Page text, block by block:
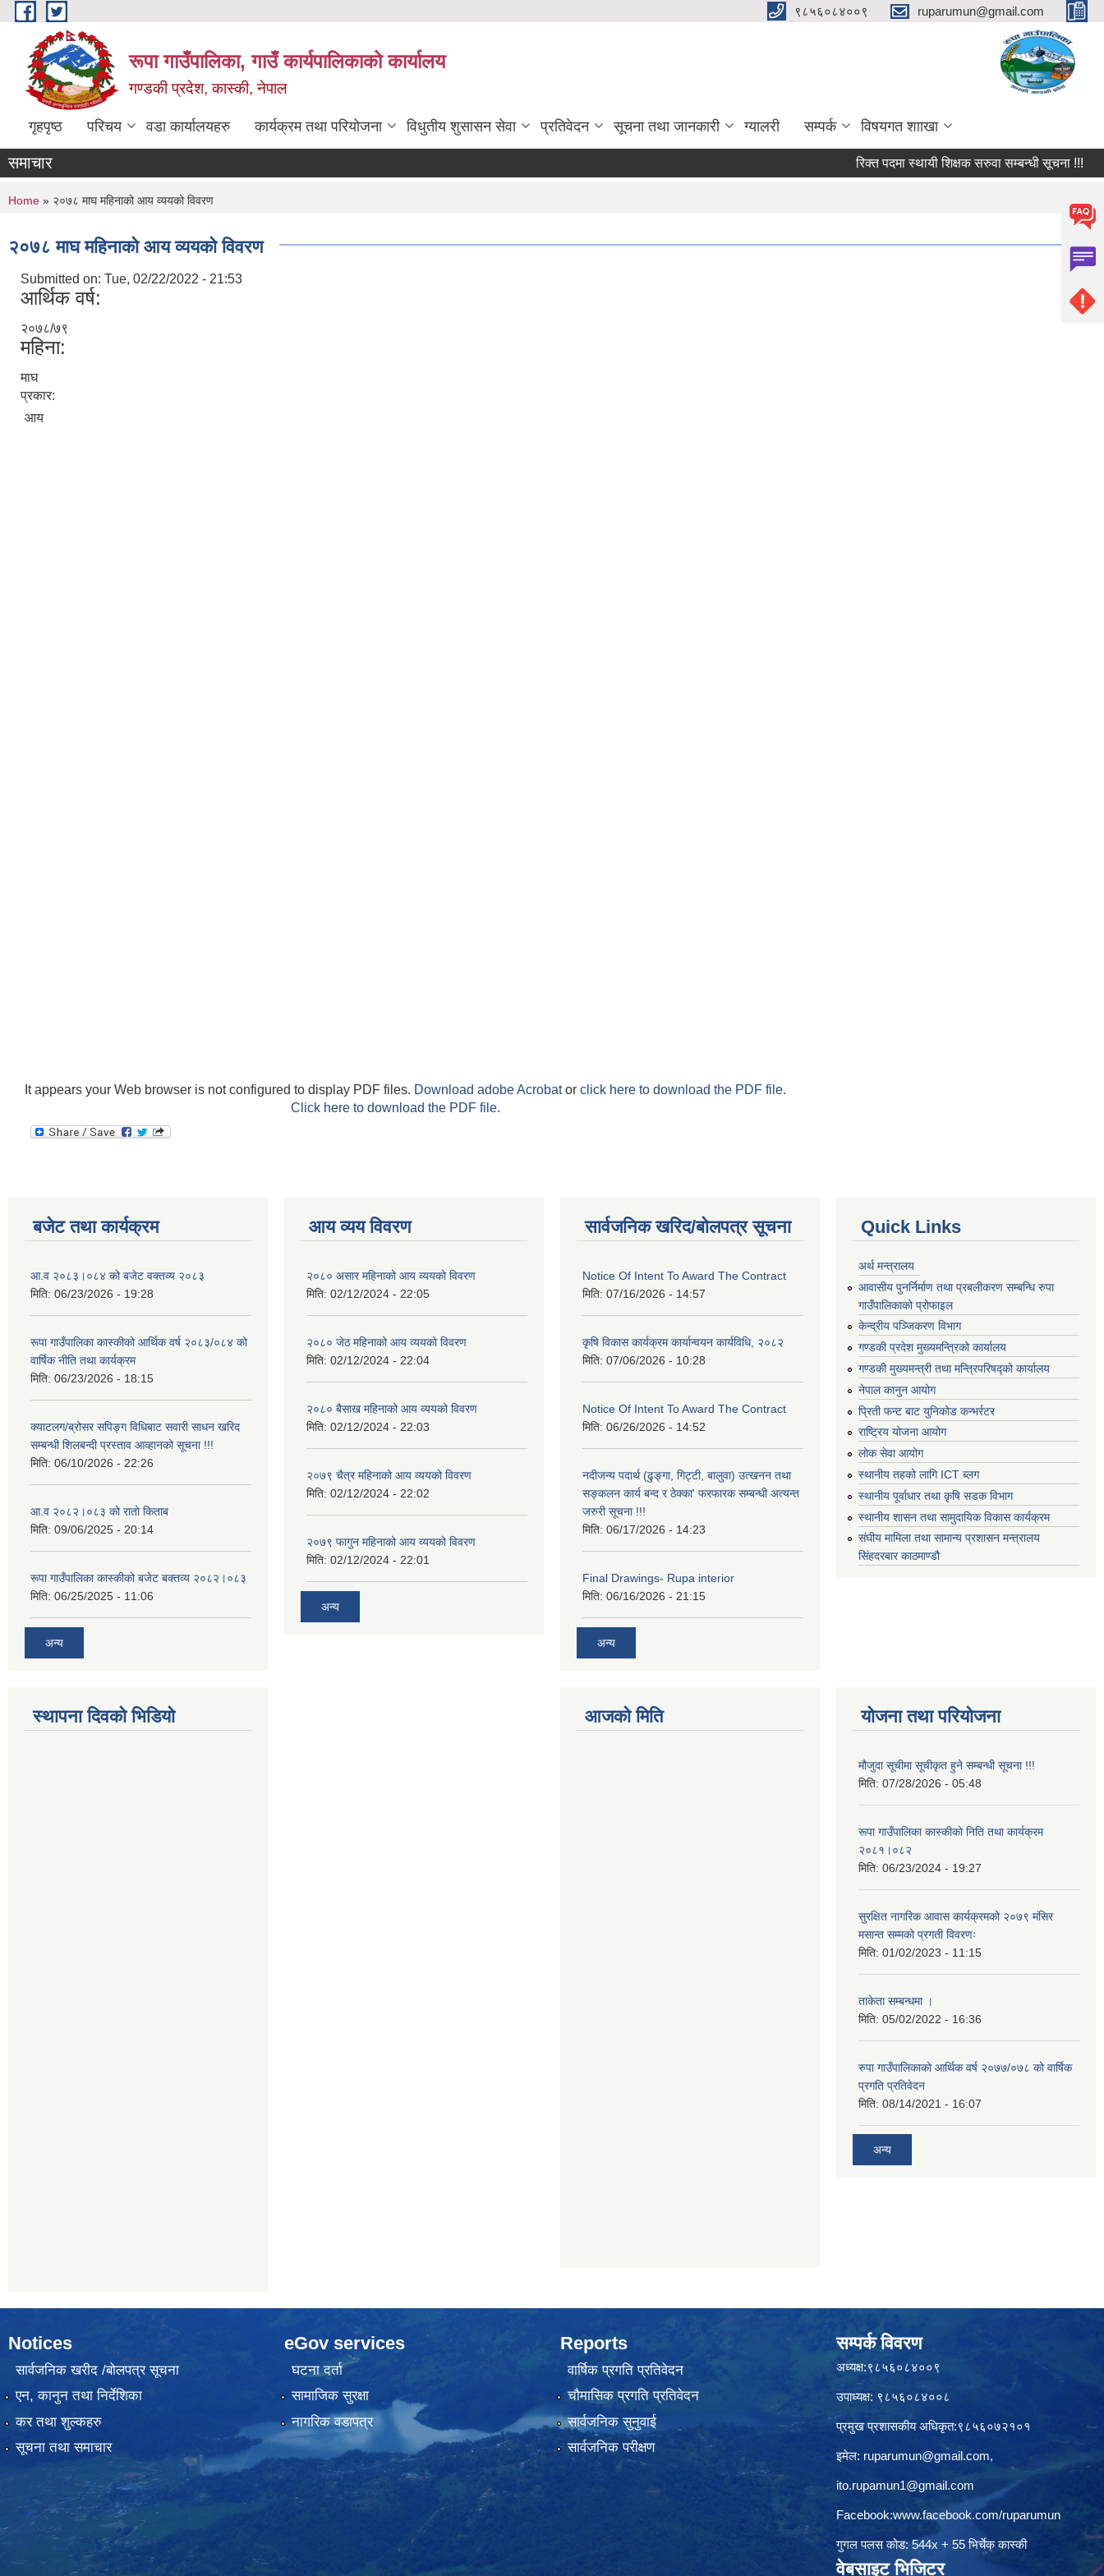
Skip to main content ९८५६०८४००९ ruparumun@gmail.com
रूपा गाउँपालिका, गाउँ कार्यपालिकाको कार्यालय
गण्डकी प्रदेश, कास्की, नेपाल
गृहपृष्ठ परिचय वडा कार्यालयहरु कार्यक्रम तथा परियोजना विधुतीय शुसासन सेवा प्रतिवेदन सूचना तथा जानकारी ग्यालरी सम्पर्क विषयगत शााखा
समाचार रिक्त पदमा स्थायी शिक्षक सरुवा सम्बन्धी सूचना !!! फर्म
You are here
Home » २०७८ माघ महिनाको आय व्ययको विवरण
२०७८ माघ महिनाको आय व्ययको विवरण
Submitted on: Tue, 02/22/2022 - 21:53
आर्थिक वर्ष:
२०७८/७९
महिना:
माघ
प्रकार:
आय
It appears your Web browser is not configured to display PDF files. Download adobe Acrobator click here to download the PDF file.
Click here to download the PDF file.
बजेट तथा कार्यक्रम
आ.व २०८३।०८४ को बजेट वक्तव्य २०८३
मिति: 06/23/2026 - 19:28
रूपा गाउँपालिका कास्कीको आर्थिक वर्ष २०८३/०८४ को
वार्षिक नीति तथा कार्यक्रम
मिति: 06/23/2026 - 18:15
क्याटलग/ब्रोसर सपिङ्ग विधिबाट सवारी साधन खरिद
सम्बन्धी शिलबन्दी प्रस्ताव आव्हानको सूचना !!!
मिति: 06/10/2026 - 22:26
आ.व २०८२।०८३ को रातो किताब
मिति: 09/06/2025 - 20:14
रूपा गाउँपालिका कास्कीको बजेट बक्तव्य २०८२।०८३
मिति: 06/25/2025 - 11:06
अन्य
आय व्यय विवरण
२०८० असार महिनाको आय व्ययको विवरण
मिति: 02/12/2024 - 22:05
२०८० जेठ महिनाको आय व्ययको विवरण
मिति: 02/12/2024 - 22:04
२०८० बैसाख महिनाको आय व्ययको विवरण
मिति: 02/12/2024 - 22:03
२०७९ चैत्र महिनाको आय व्ययको विवरण
मिति: 02/12/2024 - 22:02
२०७९ फागुन महिनाको आय व्ययको विवरण
मिति: 02/12/2024 - 22:01
अन्य
सार्वजनिक खरिद/बोलपत्र सूचना
Notice Of Intent To Award The Contract
मिति: 07/16/2026 - 14:57
कृषि विकास कार्यक्रम कार्यान्वयन कार्यविधि, २०८२
मिति: 07/06/2026 - 10:28
Notice Of Intent To Award The Contract
मिति: 06/26/2026 - 14:52
नदीजन्य पदार्थ (ढुङ्गा, गिट्टी, बालुवा) उत्खनन तथा
सङ्कलन कार्य बन्द र ठेक्का' फरफारक सम्बन्धी अत्यन्त
जरुरी सूचना !!!
मिति: 06/17/2026 - 14:23
Final Drawings- Rupa interior
मिति: 06/16/2026 - 21:15
अन्य
Quick Links
अर्थ मन्त्रालय
आवासीय पुनर्निर्माण तथा प्रबलीकरण सम्बन्धि रुपा
गाउँपालिकाको प्रोफाइल
केन्द्रीय पञ्जिकरण विभाग
गण्डकी प्रदेश मुख्यमन्त्रिको कार्यालय
गण्डकी मुख्यमन्त्री तथा मन्त्रिपरिषद्को कार्यालय
नेपाल कानुन आयोग
प्रिती फन्ट बाट युनिकोड कन्भर्रटर
राष्ट्रिय योजना आयोग
लोक सेवा आयोग
स्थानीय तहको लागि ICT ब्लग
स्थानीय पूर्वाधार तथा कृषि सडक विभाग
स्थानीय शासन तथा सामुदायिक विकास कार्यक्रम
संघीय मामिला तथा सामान्य प्रशासन मन्त्रालय
सिंहदरबार काठमाण्डौ
स्थापना दिवको भिडियो आजको मिति योजना तथा परियोजना
मौजुदा सूचीमा सूचीकृत हुने सम्बन्धी सूचना !!!
मिति: 07/28/2026 - 05:48
रूपा गाउँपालिका कास्कीको निति तथा कार्यक्रम
२०८१।०८२
मिति: 06/23/2024 - 19:27
सुरक्षित नागरिक आवास कार्यक्रमको २०७९ मंसिर
मसान्त सम्मको प्रगती विवरणः
मिति: 01/02/2023 - 11:15
ताकेता सम्बन्धमा ।
मिति: 05/02/2022 - 16:36
रुपा गाउँपालिकाको आर्थिक वर्ष २०७७/०७८ को वार्षिक
प्रगति प्रतिवेदन
मिति: 08/14/2021 - 16:07
अन्य
Notices
सार्वजनिक खरीद /बोलपत्र सूचना
एन, कानुन तथा निर्देशिका
कर तथा शुल्कहरु
सूचना तथा समाचार
eGov services
घटना दर्ता
सामाजिक सुरक्षा
नागरिक वडापत्र
Reports
वार्षिक प्रगति प्रतिवेदन
चौमासिक प्रगति प्रतिवेदन
सार्वजनिक सुनुवाई
सार्वजनिक परीक्षण
सम्पर्क विवरण
अध्यक्ष:९८५६०८४००९
उपाध्यक्ष: ९८५६०८४००८
प्रमुख प्रशासकीय अधिकृत:९८५६०७२१०१
इमेल: ruparumun@gmail.com,
ito.rupamun1@gmail.com
Facebook:www.facebook.com/ruparumun
गुगल पलस कोड: 544x + 55 भिर्चेक कास्की
वेबसाइट भिजिटर